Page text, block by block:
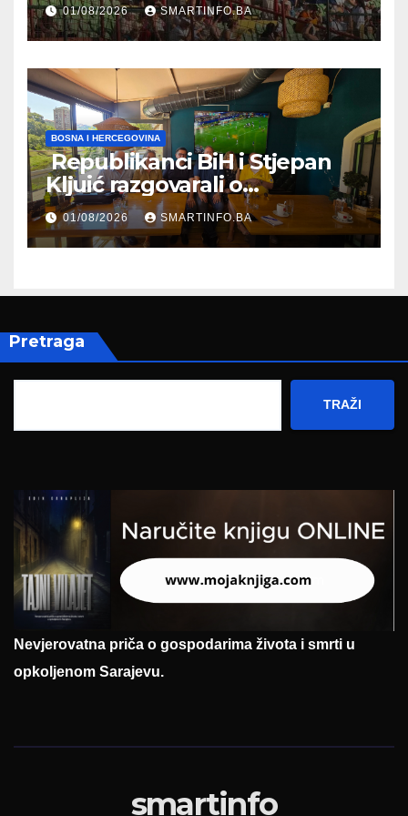
01/08/2026 SMARTINFO.BA
BOSNA I HERCEGOVINA
Republikanci BiH i Stjepan
Kljuić razgovarali o
evropskom putu Bosne i
Hercegovine
01/08/2026 SMARTINFO.BA
Pretraga
TRAŽI
Nevjerovatna priča o gospodarima života i smrti u
opkoljenom Sarajevu.
smartinfo